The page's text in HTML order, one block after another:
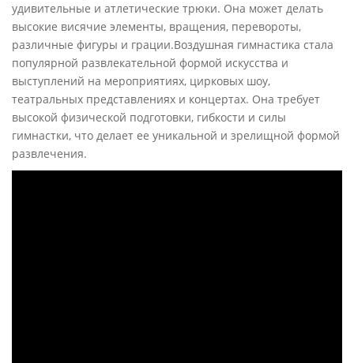
удивительные и атлетические трюки. Она может делать
высокие висячие элементы, вращения, перевороты,
различные фигуры и грации.Воздушная гимнастика стала
популярной развлекательной формой искусства и
выступлений на мероприятиях, цирковых шоу,
театральных представлениях и концертах. Она требует
высокой физической подготовки, гибкости и силы
гимнастки, что делает ее уникальной и зрелищной формой
развлечения.